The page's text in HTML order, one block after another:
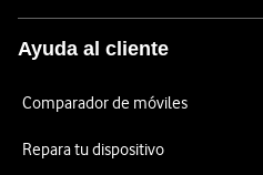
Ayuda al cliente
Comparador de móviles
Repara tu dispositivo